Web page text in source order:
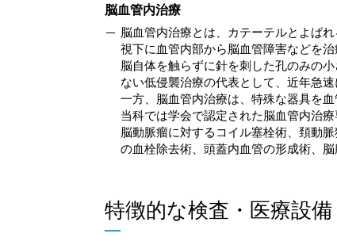
脳血管内治療
脳血管内治療とは、カテーテルとよば
視下に血管内部から脳血管障害などを治
脳自体を触らずに針を刺した孔のみの
ない低侵襲治療の代表として、近年急速
一方、脳血管内治療は、特殊な器具を
当科では学会で認定された脳血管内治
脳動脈瘤に対するコイル塞栓術、頚動
の血栓除去術、頭蓋内血管の形成術、
特徴的な検査・医療設備